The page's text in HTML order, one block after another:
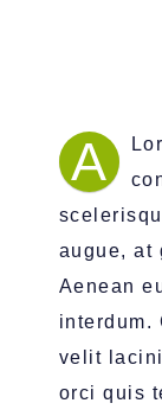
A
augue, at
Aenean
interdum.
velit
orci quis